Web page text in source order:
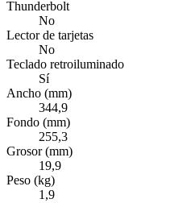
Thunderbolt
No
Lector de tarjetas
No
Teclado retroiluminado
Sí
Ancho (mm)
344,9
Fondo (mm)
255,3
Grosor (mm)
19,9
Peso (kg)
1,9